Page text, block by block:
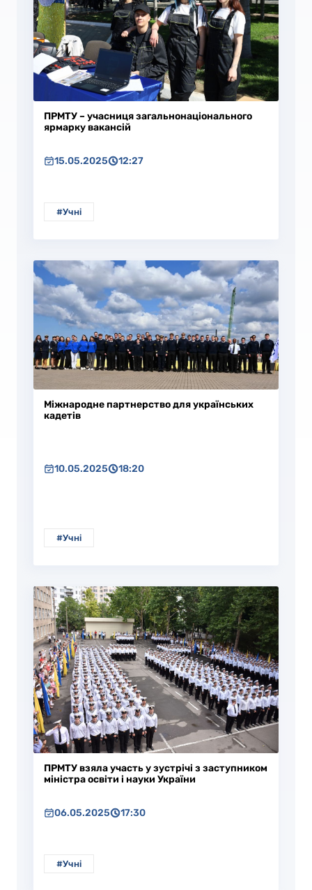
ПРМТУ – учасниця загальнонаціонального
ярмарку вакансій
15.05.2025 12:27
#Учні
Міжнародне партнерство для українських
кадетів
10.05.2025 18:20
#Учні
ПРМТУ взяла участь у зустрічі з заступником
міністра освіти і науки України
06.05.2025 17:30
#Учні